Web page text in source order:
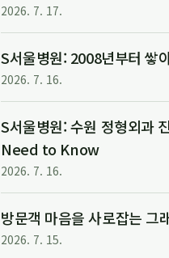
2026. 7. 17.
S서울병원: 2008년부터 쌓
2026. 7. 16.
S서울병원: 수원 정형외과
Need to Know
2026. 7. 16.
방문객 마음을 사로잡는 그
2026. 7. 15.